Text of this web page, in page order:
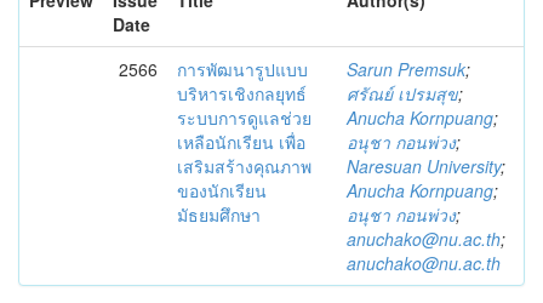
Date
2566
การพัฒนารูปแบบ
บริหารเชิงกลยุทธ์
ระบบการดูแลช่วย
เหลือนักเรียน เพื่อ
เสริมสร้างคุณภาพ
ของนักเรียน
มัธยมศึกษา
Sarun Premsuk;
ศรัณย์ เปรมสุข;
Anucha Kornpuang;
อนุชา กอนพ่วง;
Naresuan University;
Anucha Kornpuang;
อนุชา กอนพ่วง;
anuchako@nu.ac.th;
anuchako@nu.ac.th